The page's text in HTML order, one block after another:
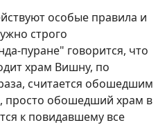
особые правила и
строго
пуране" говорится, что
храм Вишну, по
считается обошедшим
просто обошедший храм в
к повидавшему все